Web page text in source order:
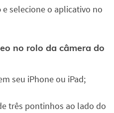
e selecione o aplicativo no
no rolo da câmera do
seu iPhone ou iPad;
três pontinhos ao lado do